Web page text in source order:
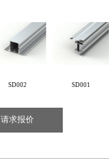
SD002 SD001
请求报价